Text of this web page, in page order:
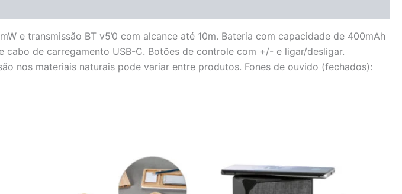
e transmissão BT v5’0 com alcance até 10m. Bateria com capacidade de 400mAh
de carregamento USB-C. Botões de controle com +/- e ligar/desligar.
nos materiais naturais pode variar entre produtos. Fones de ouvido (fechados):